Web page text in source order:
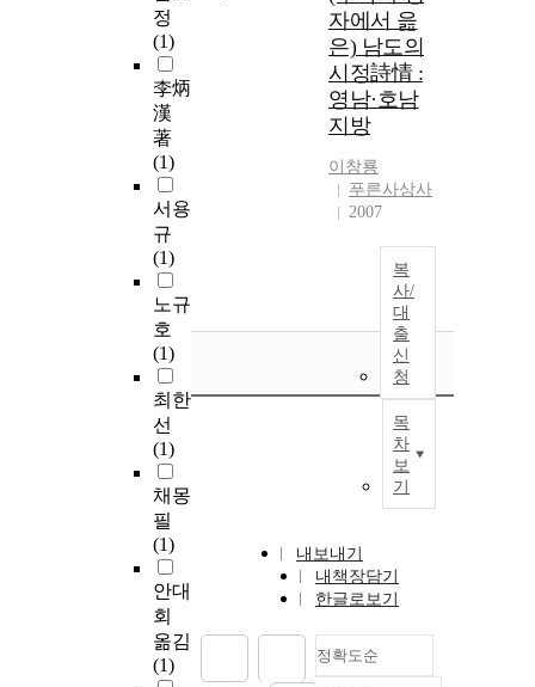
정
(1)
李炳
漢
著
(1)
서용
규
(1)
노규
호
(1)
최한
선
(1)
채몽
필
(1)
안대
회
옮김
(1)
자에서 읊
은) 남도의
시정詩情 :
영남·호남
지방
이창룡
푸른사상사
2007
복
사/
대
출
신
청
목
차
보
기
내보내기
내책장담기
한글로보기
정확도순